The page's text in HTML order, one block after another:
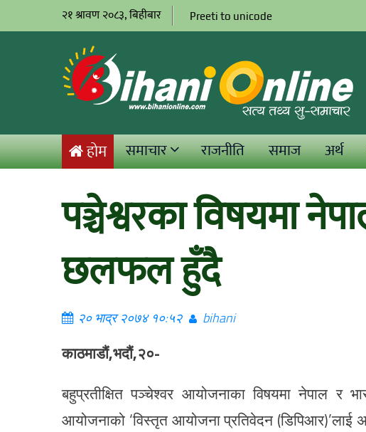
२१ श्रावण २०८३, बिहीबार Preeti to unicode
होम समाचार राजनीति समाज अर्थ
पञ्चेश्वरका विषयमा
छलफल हुँदै
२० भाद्र २०७४ १०:५२ bihani
काठमाडौं,भदौं,२०-
बहुप्रतीक्षित पञ्चेश्वर आयोजनाका विषयमा नेपाल
आयोजनाको ‘विस्तृत आयोजना प्रतिवेदन (डिपिआर)’लाई